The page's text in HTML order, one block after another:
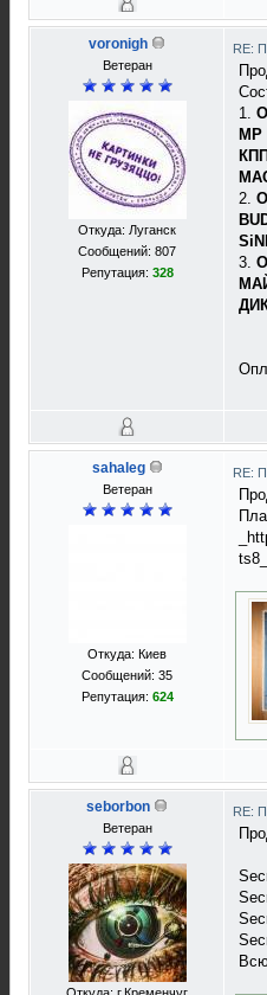
voronigh
Ветеран
Откуда: Луганск
Сообщений: 807
Репутация: 328
RE:
1.
КПП
2.
3.
sahaleg
Ветеран
Откуда: Киев
Сообщений: 35
Репутация: 624
RE:
seborbon
Ветеран
RE: